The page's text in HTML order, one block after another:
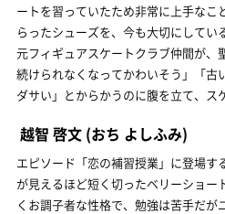
ートを習っていたため非常に上手なこ
らったシューズを、今も大切にしてい
元フィギュアスケートクラブ仲間が、
続けられなくなってかわいそう」「古
ダサい」とからかうのに腹を立て、ス
越智 啓文 (おち よしふみ)
エピソード「恋の補習授業」に登場
が見えるほど短く切ったベリーショー
くお調子者な性格で、勉強は苦手だが